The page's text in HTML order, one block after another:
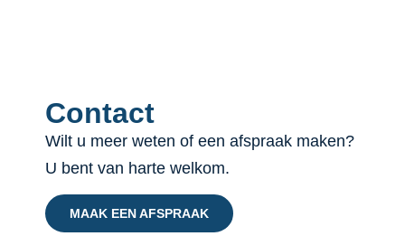
Contact
Wilt u meer weten of een afspraak maken?
U bent van harte welkom.
MAAK EEN AFSPRAAK